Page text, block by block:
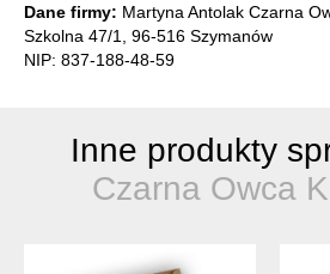
Dane firmy: Martyna Antolak Czarna
Szkolna 47/1, 96-516 Szymanów
NIP: 837-188-48-59
Inne produkty
Czarna Owca